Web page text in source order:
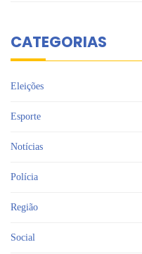
CATEGORIAS
Eleições
Esporte
Notícias
Polícia
Região
Social